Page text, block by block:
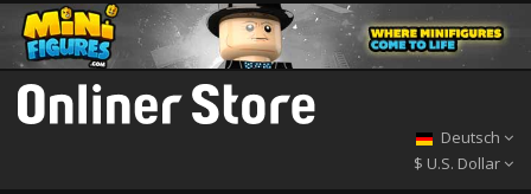
Deutsch
$ U.S. Dollar